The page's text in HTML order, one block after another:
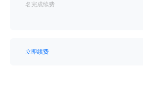
名完成续费
立即续费